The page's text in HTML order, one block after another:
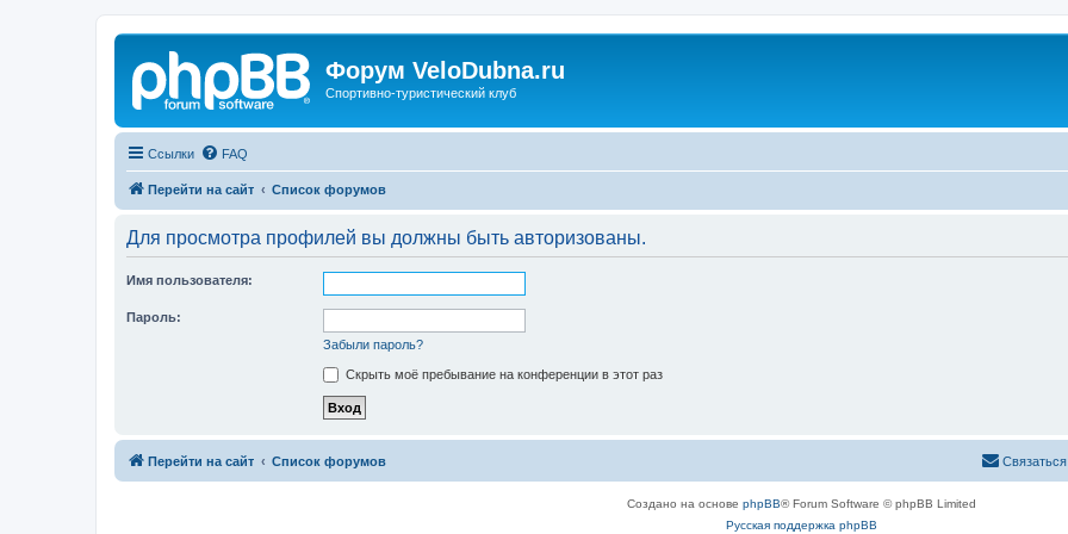
Форум VeloDubna.ru
Спортивно-туристический клуб
Ссылки FAQ
Перейти на сайт Список форумов
Для просмотра профилей вы должны быть авторизованы.
Имя пользователя:
Пароль:
Забыли пароль?
Скрыть моё пребывание на конференции в этот раз
Перейти на сайт Список форумов
Создано на основе phpBB® Forum Software © phpBB Limited
Русская поддержка phpBB